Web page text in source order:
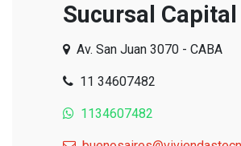
Sucursal Capital
Av. San Juan 3070 - CABA
11 34607482
1134607482